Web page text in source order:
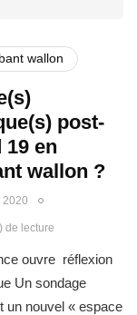
wallon
post-
19 en
wallon ?
2020
de lecture
ouvre réflexion
Un sondage
un nouvel « espace